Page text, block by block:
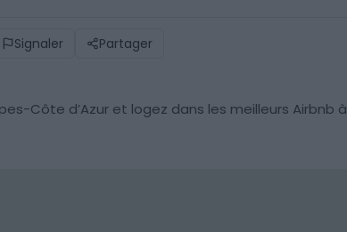
Signaler Partager
Côte d’Azur et logez dans les meilleurs Airbnb à